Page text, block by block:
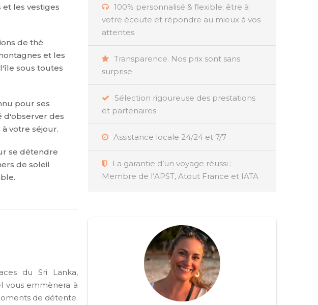
100% personnalisé & flexible; être à
votre écoute et répondre au mieux à vos
attentes
Transparence. Nos prix sont sans
surprise
Sélection rigoureuse des prestations
et partenaires
Assistance locale 24/24 et 7/7
La garantie d’un voyage réussi :
Membre de l’APST, Atout France et IATA
les vestiges
de thé
et les
sous toutes
pour ses
d'observer des
votre séjour.
se détendre
de soleil
du Sri Lanka,
vous emmènera à
de détente.